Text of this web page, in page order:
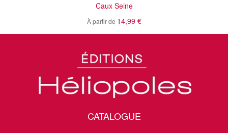
Caux Seine
À partir de 14,99 €
CATALOGUE